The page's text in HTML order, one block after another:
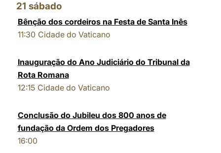
21 sábado
Bênção dos cordeiros na Festa de Santa Inês
11:30 Cidade do Vaticano
Inauguração do Ano Judiciário do Tribunal da
Rota Romana
12:15 Cidade do Vaticano
Conclusão do Jubileu dos 800 anos de
fundação da Ordem dos Pregadores
16:00